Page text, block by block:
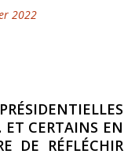
2022
ET CERTAINS EN
DE RÉFLÉCHIR